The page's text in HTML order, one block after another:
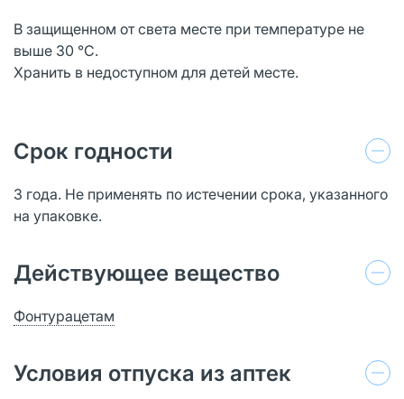
В защищенном от света месте при температуре не
выше 30 °С.
Хранить в недоступном для детей месте.
Срок годности
3 года. Не применять по истечении срока, указанного
на упаковке.
Действующее вещество
Фонтурацетам
Условия отпуска из аптек